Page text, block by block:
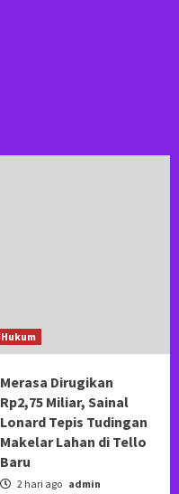
Hukum
Merasa Dirugikan
Rp2,75 Miliar, Sainal
Lonard Tepis Tudingan
Makelar Lahan di Tello
Baru
2 hari ago admin